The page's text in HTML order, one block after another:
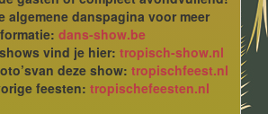
algemene danspagina voor meer
dans-show.be
vind je hier: tropisch-show.nl
deze show: tropischfeest.nl
feesten: tropischefeesten.nl